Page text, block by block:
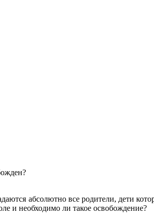
абсолютно все родители, дети
и необходимо ли такое освобождение?